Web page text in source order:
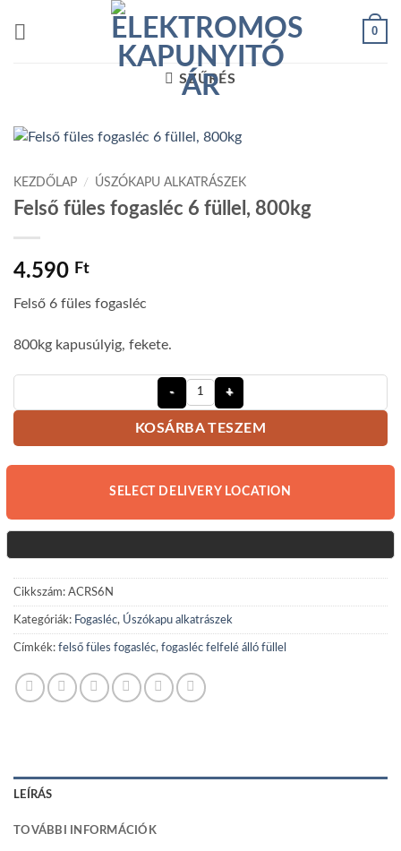
0
SZŰRÉS
KEZDŐLAP / ÚSZÓKAPU ALKATRÁSZEK
Felső füles fogasléc 6 füllel, 800kg
4.590 Ft
Felső 6 füles fogasléc
800kg kapusúlyig, fekete.
Felső füles fogasléc 6 füllel, 800kg
KOSÁRBA TESZEM
SELECT DELIVERY LOCATION
Cikkszám: ACRS6N
Kategóriák: Fogasléc, Úszókapu alkatrászek
Címkék: felső füles fogasléc, fogasléc felfelé álló füllel
LEÍRÁS
TOVÁBBI INFORMÁCIÓK